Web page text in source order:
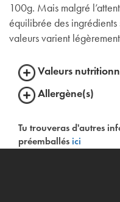
100g. Mais malgré
équilibrée des
valeurs varient
Valeurs
Allergène(s)
Tu trouveras d'autres
préemballés ici